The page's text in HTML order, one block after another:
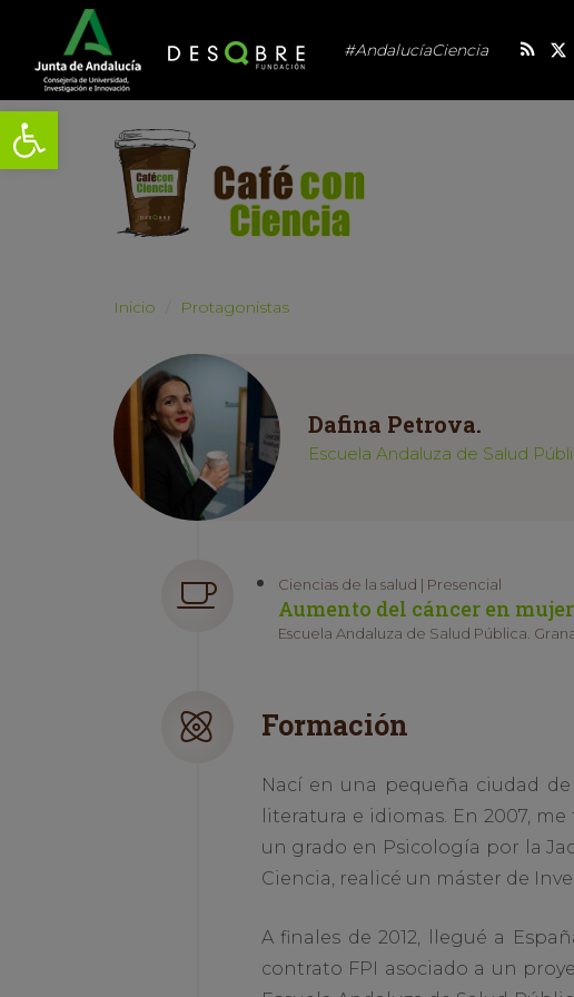
Abrir barra de herramientas
#AndalucíaCiencia
Inicio Protagonistas
Dafina Petrova.
Escuela Andaluza de Salud
Ciencias de la salud | Presencial
Aumento del cáncer en
Escuela Andaluza de Salud Pública.
Formación
Nací en una pequeña ciudad
literatura e idiomas. En 2007,
un grado en Psicología por la
Ciencia, realicé un máster de
A finales de 2012, llegué a
contrato FPI asociado a un